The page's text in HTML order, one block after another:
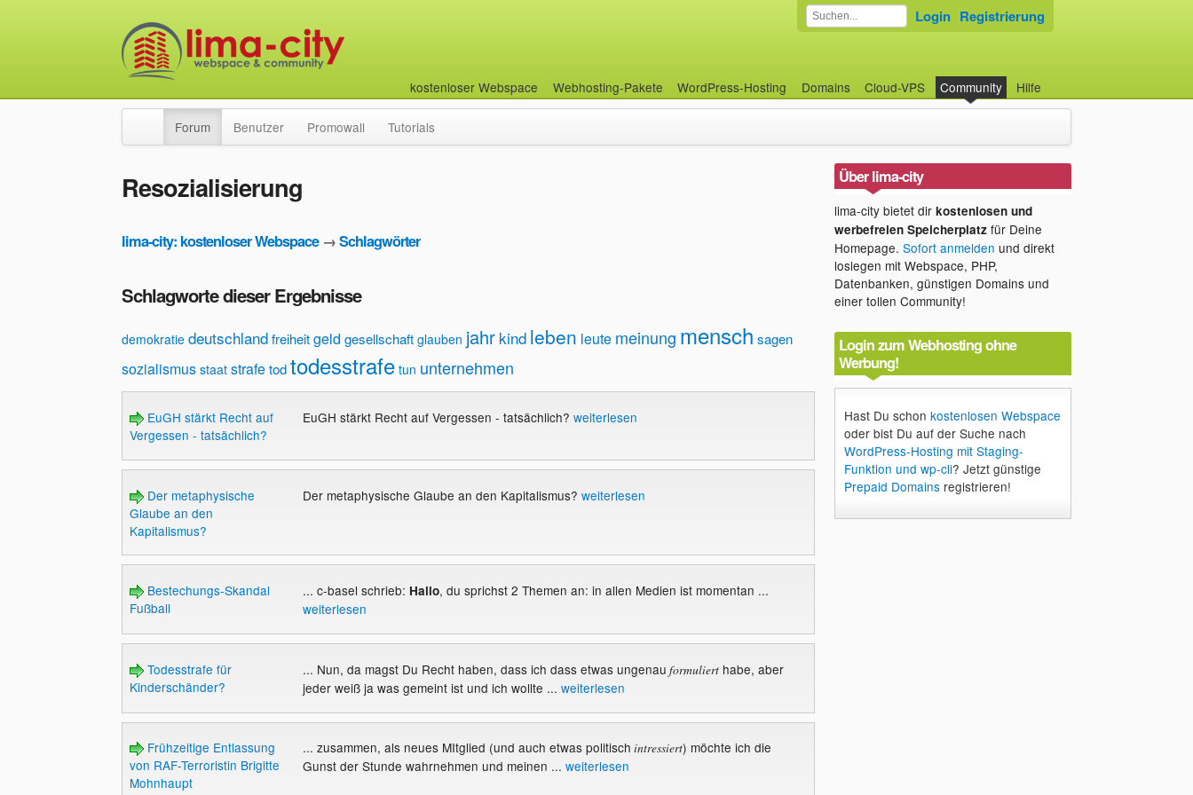
kostenloser Webspace Webhosting-Pakete WordPress-Hosting Domains Cloud-VPS Community Hilfe
Login Registrierung
Forum Benutzer Promowall Tutorials
Resozialisierung
lima-city: kostenloser Webspace→Schlagwörter
Schlagworte dieser Ergebnisse
demokratie deutschlandfreiheitgeld gesellschaft glauben jahr kind leben leute meinung mensch sagen
sozialismus staat strafetodtodesstrafe tun unternehmen
EuGH stärkt Recht auf
Vergessen - tatsächlich?
EuGH stärkt Recht auf Vergessen - tatsächlich? weiterlesen
Der metaphysische
Glaube an den
Kapitalismus?
Der metaphysische Glaube an den Kapitalismus? weiterlesen
Bestechungs-Skandal
Fußball
... c-basel schrieb: Hallo, du sprichst 2 Themen an: in allen Medien ist momentan ...
weiterlesen
Todesstrafe für
Kinderschänder?
... Nun, da magst Du Recht haben, dass ich dass etwas ungenau formulierthabe, aber
jeder weiß ja was gemeint ist und ich wollte ... weiterlesen
Frühzeitige Entlassung
von RAF-Terroristin Brigitte
Mohnhaupt
... zusammen, als neues MItglied (und auch etwas politisch intressiert) möchte ich die
Gunst der Stunde wahrnehmen und meinen ... weiterlesen
Über lima-city
lima-city bietet dir kostenlosen und
werbefreien Speicherplatzfür Deine
Homepage. Sofort anmelden und direkt
loslegen mit Webspace, PHP,
Datenbanken, günstigen Domains und
einer tollen Community!
Login zum Webhosting ohne
Werbung!
Hast Du schon kostenlosen Webspace
oder bist Du auf der Suche nach
WordPress-Hosting mit Staging-
Funktion und wp-cli? Jetzt günstige
Prepaid Domainsregistrieren!